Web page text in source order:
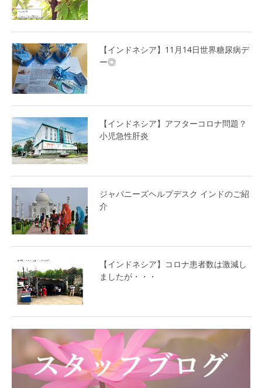
【インドネシア】11月14日世界糖尿病デ
ー◎
【インドネシア】アフターコロナ問題？
小児急性肝炎
ジャパニーズヘルプデスク インドのご紹
介
【インドネシア】コロナ患者数は激減し
ましたが・・・